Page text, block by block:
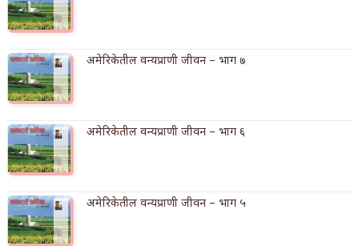
अमेरिकेतील वन्यप्राणी जीवन – भाग ७
अमेरिकेतील वन्यप्राणी जीवन – भाग ६
अमेरिकेतील वन्यप्राणी जीवन – भाग ५